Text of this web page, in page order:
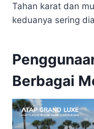
Tahan karat dan
keduanya sering
Berbagai